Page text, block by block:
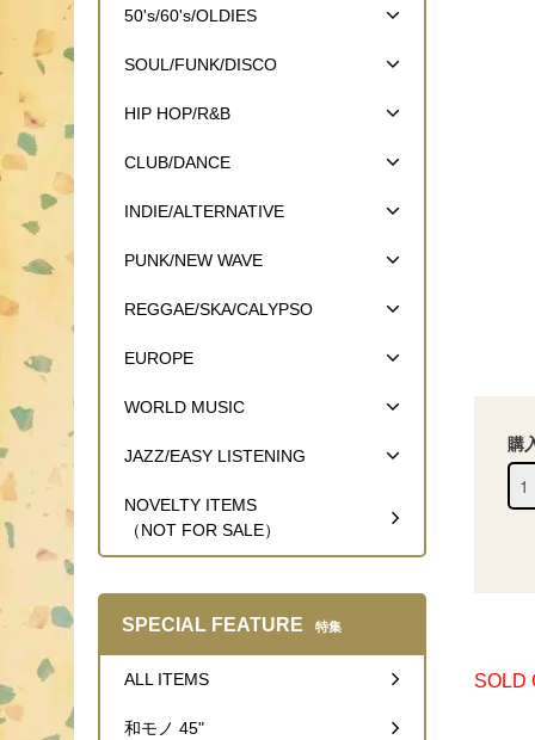
購
SOLD
50's/60's/OLDIES
SOUL/FUNK/DISCO
HIP HOP/R&B
CLUB/DANCE
INDIE/ALTERNATIVE
PUNK/NEW WAVE
REGGAE/SKA/CALYPSO
EUROPE
WORLD MUSIC
JAZZ/EASY LISTENING
NOVELTY ITEMS
（NOT FOR SALE）
SPECIAL FEATURE 特集
ALL ITEMS
和モノ 45"